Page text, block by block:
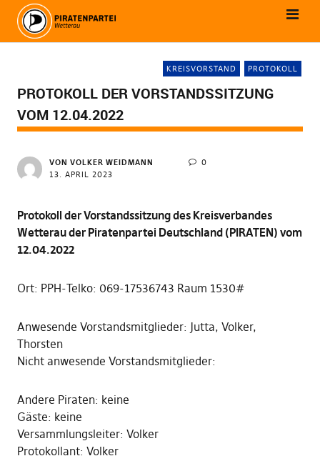
KREISVORSTAND PROTOKOLL
PROTOKOLL DER VORSTANDSSITZUNG
VOM 12.04.2022
VON VOLKER WEIDMANN
13. APRIL 2023
0
Protokoll der Vorstandssitzung des Kreisverbandes
Wetterau der Piratenpartei Deutschland (PIRATEN) vom
12.04.2022
Ort: PPH-Telko: 069-17536743 Raum 1530#
Anwesende Vorstandsmitglieder: Jutta, Volker,
Thorsten
Nicht anwesende Vorstandsmitglieder:
Andere Piraten: keine
Gäste: keine
Versammlungsleiter: Volker
Protokollant: Volker